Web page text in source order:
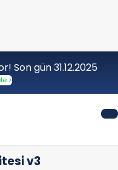
Son gün 31.12.2025
>
v3